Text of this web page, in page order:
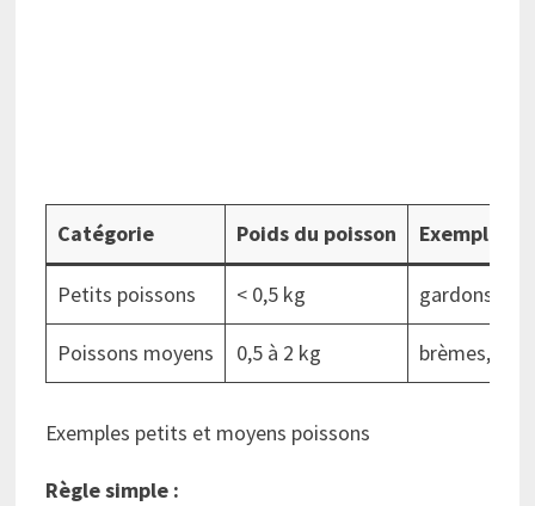
Catégorie Poids du poisson Exemple
Petits poissons < 0,5 kg gardons,
Poissons moyens 0,5 à 2 kg brèmes,
Exemples petits et moyens poissons
Règle simple :